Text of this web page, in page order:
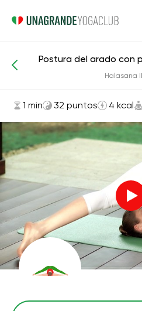
Poses
Postura del arado con
Halasana II
1 min 32 puntos 4 kcal